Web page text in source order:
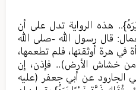
هذه الرواية تدل على أن
قال رسول الله -صلى الله
هرة أوثقتها، فلم تطعمها،
من خشاش الأرض).. فإذن، إن
الجارود عن أبي جعفر (عليه